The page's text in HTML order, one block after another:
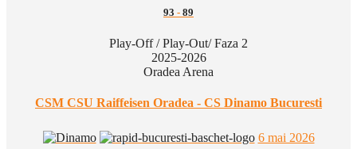
93 - 89
Play-Off / Play-Out/ Faza 2
2025-2026
Oradea Arena
CSM CSU Raiffeisen Oradea - CS Dinamo Bucuresti
6 mai 2026